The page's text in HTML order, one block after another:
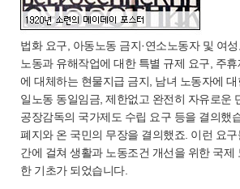
법화 요구, 아동노동 금지·연소노동자 및 여
노동과 유해작업에 대한 특별 규제 요구, 주
에 대체하는 현물지급 금지, 남녀 노동자에
일노동 동일임금, 제한없고 완전히 자유로운
공장감독의 국가제도 수립 요구 등을 결의했
폐지와 온 국민의 무장을 결의했죠. 이런 요
간에 걸쳐 생활과 노동조건 개선을 위한 국제
한 기초가 되었습니다.